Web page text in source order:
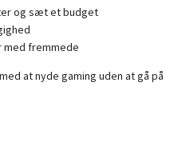
og sæt et budget
med fremmede
at nyde gaming uden at gå på